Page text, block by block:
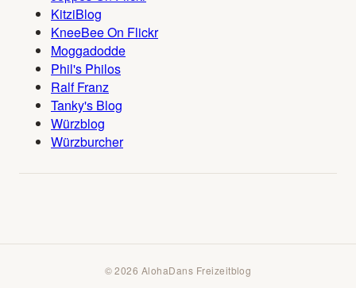
KitziBlog
KneeBee On Flickr
Moggadodde
Phil's Philos
Ralf Franz
Tanky's Blog
Würzblog
Würzburcher
© 2026 AlohaDans Freizeitblog